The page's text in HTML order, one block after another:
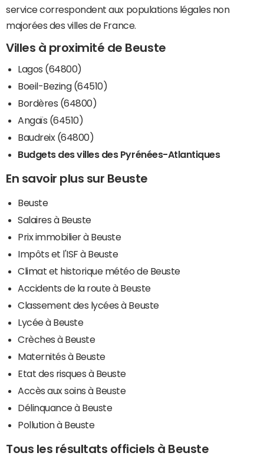
service correspondent aux populations légales non
majorées des villes de France.
Villes à proximité de Beuste
Lagos (64800)
Boeil-Bezing (64510)
Bordères (64800)
Angaïs (64510)
Baudreix (64800)
Budgets des villes des Pyrénées-Atlantiques
En savoir plus sur Beuste
Beuste
Salaires à Beuste
Prix immobilier à Beuste
Impôts et l'ISF à Beuste
Climat et historique météo de Beuste
Accidents de la route à Beuste
Classement des lycées à Beuste
Lycée à Beuste
Crèches à Beuste
Maternités à Beuste
Etat des risques à Beuste
Accès aux soins à Beuste
Délinquance à Beuste
Pollution à Beuste
Tous les résultats officiels à Beuste